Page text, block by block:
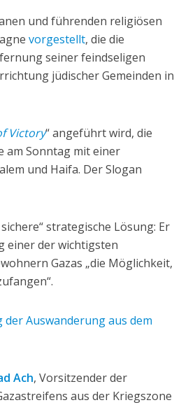
und führenden religiösen
vorgestellt, die die
seiner feindseligen
jüdischer Gemeinden in
Victory“ angeführt wird, die
am Sonntag mit einer
und Haifa. Der Slogan
strategische Lösung: Er
einer der wichtigsten
Gazas „die Möglichkeit,
Auswanderung aus dem
Ach, Vorsitzender der
aus der Kriegszone